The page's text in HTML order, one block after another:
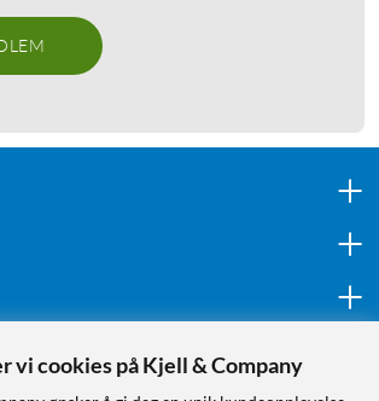
vi cookies på Kjell & Company